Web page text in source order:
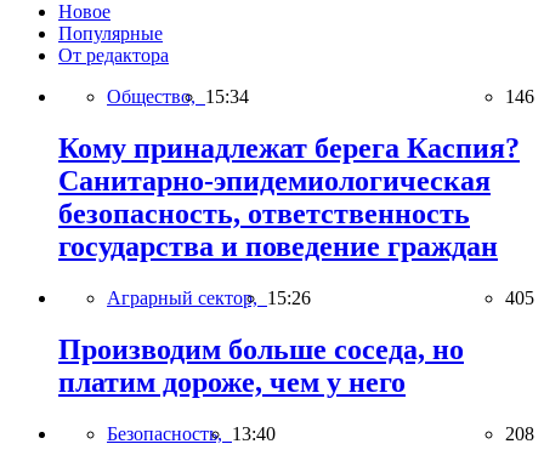
Новое
Популярные
От редактора
Общество, 15:34 146
Кому принадлежат берега Каспия?
Санитарно-эпидемиологическая
безопасность, ответственность
государства и поведение граждан
Аграрный сектор, 15:26 405
Производим больше соседа, но
платим дороже, чем у него
Безопасность, 13:40 208